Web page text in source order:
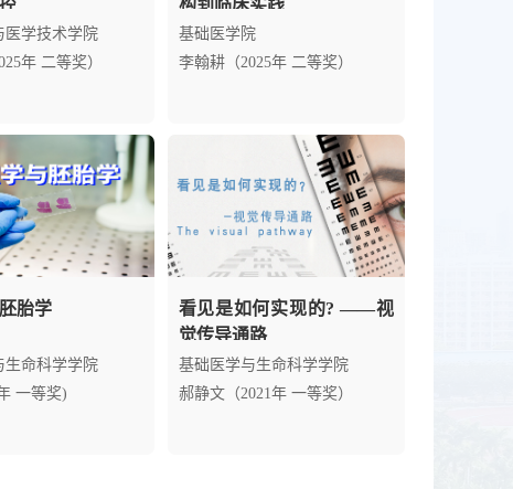
医学技术学院
年 二等奖）
构到临床实践
基础医学院
李翰耕（2025年 二等奖）
胎学
生命科学学院
一等奖)
看见是如何实现的? ——视
觉传导通路
基础医学与生命科学学院
郝静文（2021年 一等奖）